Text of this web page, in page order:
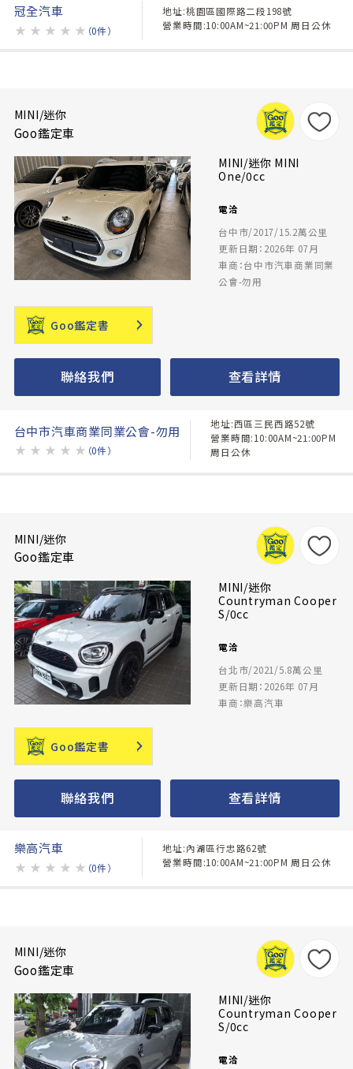
冠全汽車
★ ★ ★ ★ ★ （0件）
地址:桃園區國際路二段198號
營業時間:10:00AM~21:00PM 周日公休
MINI/迷你
Goo鑑定車
MINI/迷你 MINI
One/0cc
電洽
台中市/2017/15.2萬公里
更新日期：2026年 07月
車商：台中市汽車商業同業
公會-勿用
Goo鑑定書
聯絡我們 查看詳情
台中市汽車商業同業公會-勿用
★ ★ ★ ★ ★ （0件）
地址:西區三民西路52號
營業時間:10:00AM~21:00PM
周日公休
MINI/迷你
Goo鑑定車
MINI/迷你
Countryman Cooper
S/0cc
電洽
台北市/2021/5.8萬公里
更新日期：2026年 07月
車商：樂高汽車
Goo鑑定書
聯絡我們 查看詳情
樂高汽車
★ ★ ★ ★ ★ （0件）
地址:內湖區行忠路62號
營業時間:10:00AM~21:00PM 周日公休
MINI/迷你
Goo鑑定車
MINI/迷你
Countryman Cooper
S/0cc
電洽